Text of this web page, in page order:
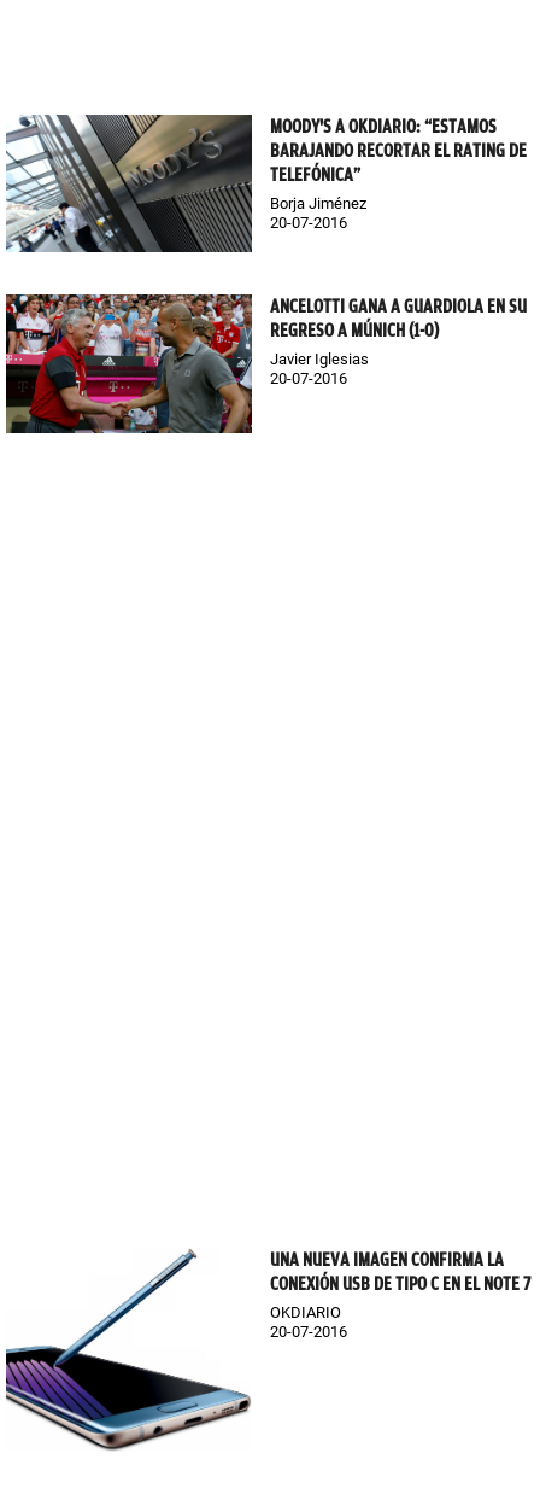
MOODY'S A OKDIARIO: “ESTAMOS
BARAJANDO RECORTAR EL RATING DE
TELEFÓNICA”
Borja Jiménez
20-07-2016
ANCELOTTI GANA A GUARDIOLA EN SU
REGRESO A MÚNICH (1-0)
Javier Iglesias
20-07-2016
UNA NUEVA IMAGEN CONFIRMA LA
CONEXIÓN USB DE TIPO C EN EL NOTE 7
OKDIARIO
20-07-2016